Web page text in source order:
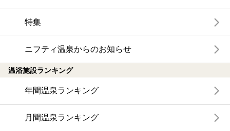
特集
ニフティ温泉からのお知らせ
温浴施設ランキング
年間温泉ランキング
月間温泉ランキング